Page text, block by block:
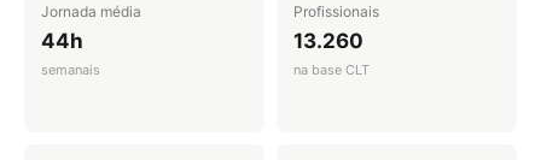
Jornada média
44h
semanais
Profissionais
13.260
na base CLT